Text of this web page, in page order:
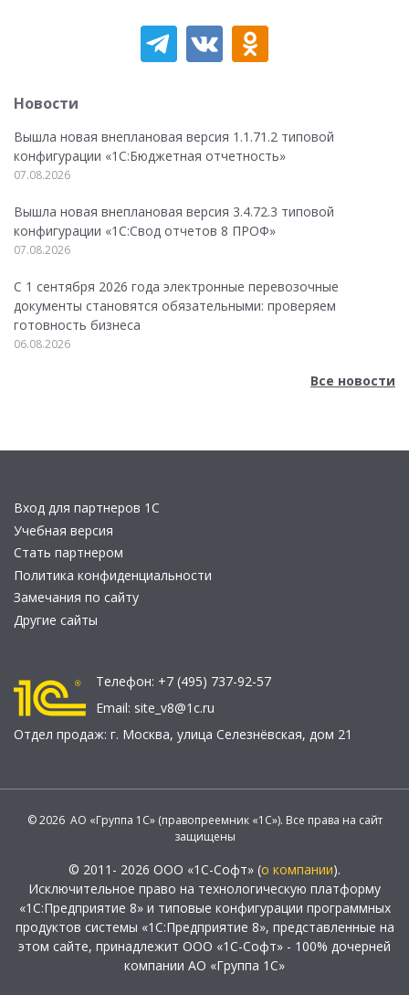
Новости
Вышла новая внеплановая версия 1.1.71.2 типовой
конфигурации «1C:Бюджетная отчетность»
07.08.2026
Вышла новая внеплановая версия 3.4.72.3 типовой
конфигурации «1C:Свод отчетов 8 ПРОФ»
07.08.2026
С 1 сентября 2026 года электронные перевозочные
документы становятся обязательными: проверяем
готовность бизнеса
06.08.2026
Все новости
Вход для партнеров 1С
Учебная версия
Стать партнером
Политика конфиденциальности
Замечания по сайту
Другие сайты
Телефон: +7 (495) 737-92-57
Email: site_v8@1c.ru
Отдел продаж: г. Москва, улица Селезнёвская, дом 21
© 2026 АО «Группа 1С» (правопреемник «1С»). Все права на сайт
защищены
© 2011- 2026 ООО «1С-Софт» (о компании).
Исключительное право на технологическую платформу
«1С:Предприятие 8» и типовые конфигурации программных
продуктов системы «1С:Предприятие 8», представленные на
этом сайте, принадлежит ООО «1С-Софт» - 100% дочерней
компании АО «Группа 1С»